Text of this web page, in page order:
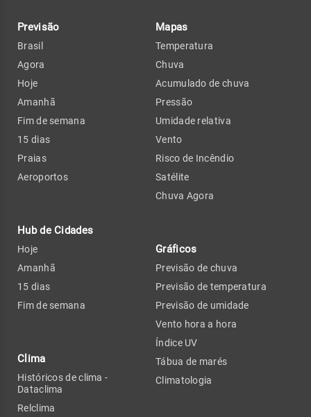
Previsão
Brasil
Agora
Hoje
Amanhã
Fim de semana
15 dias
Praias
Aeroportos
Hub de Cidades
Hoje
Amanhã
15 dias
Fim de semana
Clima
Históricos de clima -
Dataclima
Relclima
Mapas
Temperatura
Chuva
Acumulado de chuva
Pressão
Umidade relativa
Vento
Risco de Incêndio
Satélite
Chuva Agora
Gráficos
Previsão de chuva
Previsão de temperatura
Previsão de umidade
Vento hora a hora
Índice UV
Tábua de marés
Climatologia